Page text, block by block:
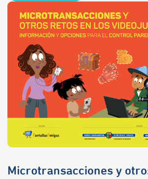
Microtransacciones y